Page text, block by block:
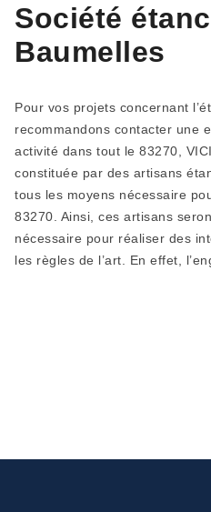
Société
Baumelles
Pour vos projets concernant
recommandons contacter une
activité dans tout le 83270,
constituée par des artisans
tous les moyens nécessaire
83270. Ainsi, ces artisans
nécessaire pour réaliser des
les règles de l’art. En effet,